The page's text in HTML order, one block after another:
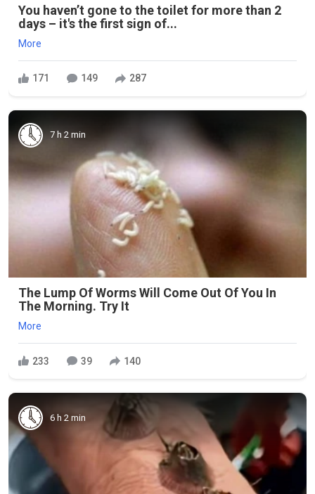
You haven’t gone to the toilet for more than 2
days – it's the first sign of...
More
171 149 287
7 h 2 min
The Lump Of Worms Will Come Out Of You In
The Morning. Try It
More
233 39 140
6 h 2 min